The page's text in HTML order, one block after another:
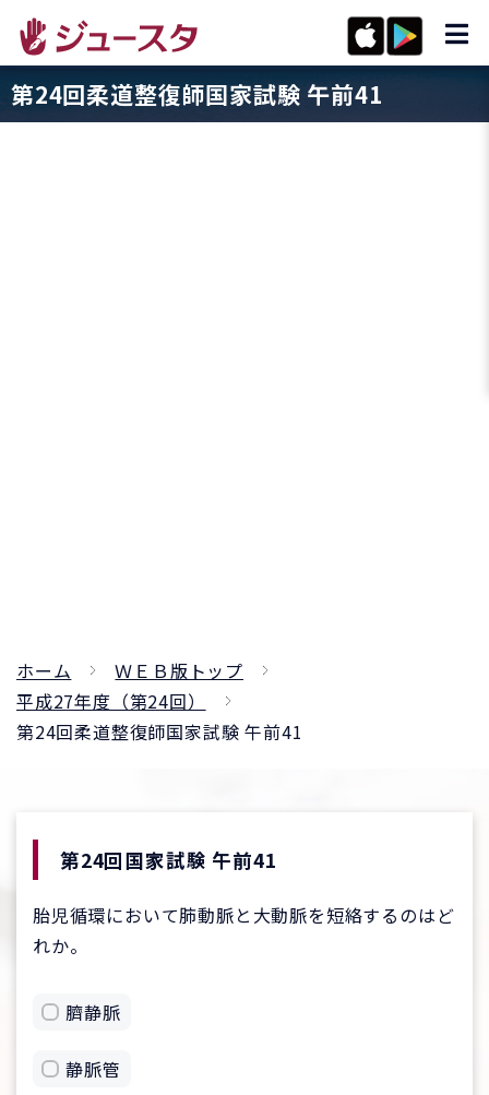
第24回柔道整復師国家試験 午前41
ホーム
ＷＥＢ版トップ
平成27年度（第24回）
第24回柔道整復師国家試験 午前41
第24回国家試験 午前41
胎児循環において肺動脈と大動脈を短絡するのはど
れか。
臍静脈
静脈管